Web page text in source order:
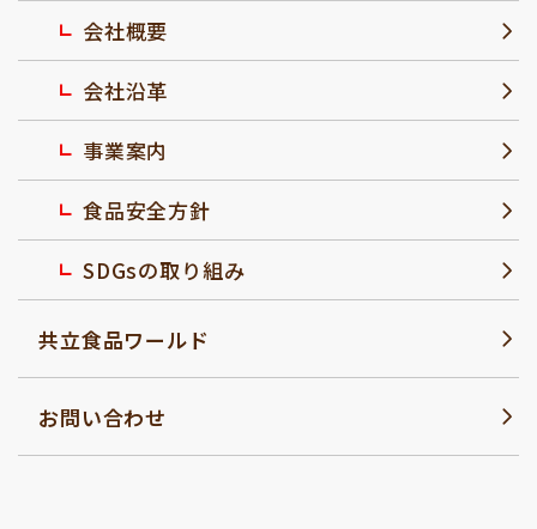
会社概要
会社沿革
事業案内
食品安全方針
SDGsの取り組み
共立食品ワールド
お問い合わせ